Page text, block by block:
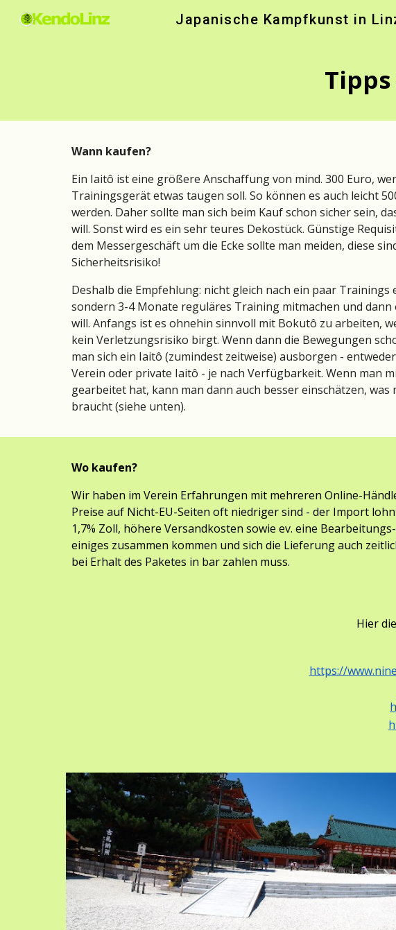
Skip to main content
Japanische Kampfkunst in
Wann kaufen?
Ein Iaitô ist eine größere Anschaffung von mind. 300 Euro,
Trainingsgerät etwas taugen soll. So können es auch leicht
werden. Daher sollte man sich beim Kauf schon sicher sein,
will. Sonst wird es ein sehr teures Dekostück. Günstige
dem Messergeschäft um die Ecke sollte man meiden, diese
Sicherheitsrisiko!
Deshalb die Empfehlung: nicht gleich nach ein paar Trainings
sondern 3-4 Monate reguläres Training mitmachen und dann
will. Anfangs ist es ohnehin sinnvoll mit Bokutô zu arbeiten,
kein Verletzungsrisiko birgt. Wenn dann die Bewegungen
man sich ein Iaitô (zumindest zeitweise) ausborgen -
Verein oder private Iaitô - je nach Verfügbarkeit. Wenn man
gearbeitet hat, kann man dann auch besser einschätzen, was
braucht (siehe unten).
Wo kaufen?
Wir haben im Verein Erfahrungen mit mehreren Online-
Preise auf Nicht-EU-Seiten oft niedriger sind - der Import
1,7% Zoll, höhere Versandkosten sowie ev. eine
einiges zusammen kommen und sich die Lieferung auch
bei Erhalt des Paketes in bar zahlen muss.
Hier
https://